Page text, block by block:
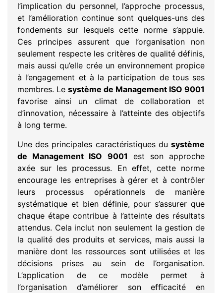
l’implication du personnel, l’approche processus,
et l’amélioration continue sont quelques-uns des
fondements sur lesquels cette norme s’appuie.
Ces principes assurent que l’organisation non
seulement respecte les critères de qualité définis,
mais aussi qu’elle crée un environnement propice
à l’engagement et à la participation de tous ses
membres. Le système de Management ISO 9001
favorise ainsi un climat de collaboration et
d’innovation, nécessaire à l’atteinte des objectifs
à long terme.
Une des principales caractéristiques du système
de Management ISO 9001 est son approche
axée sur les processus. En effet, cette norme
encourage les entreprises à gérer et à contrôler
leurs processus opérationnels de manière
systématique et bien définie, pour s’assurer que
chaque étape contribue à l’atteinte des résultats
attendus. Cela inclut non seulement la gestion de
la qualité des produits et services, mais aussi la
manière dont les ressources sont utilisées et les
décisions prises au sein de l’organisation.
L’application de ce modèle permet à
l’organisation d’améliorer son efficacité en